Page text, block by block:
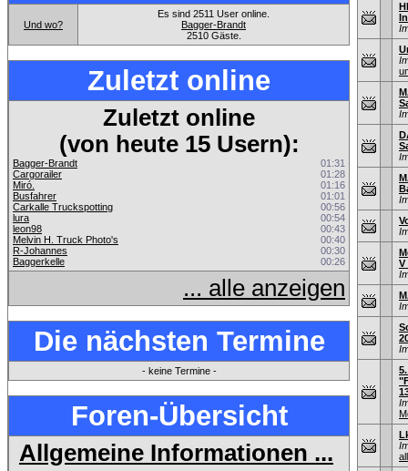
Und wo?
Es sind 2511 User online.
Bagger-Brandt
2510 Gäste.
Zuletzt online
Zuletzt online
(von heute 15 Usern):
Bagger-Brandt
01:31
Cargorailer
01:28
Miró.
01:16
Busfahrer
01:01
Carkalle Truckspotting
00:56
lura
00:54
leon98
00:43
Melvin H. Truck Photo's
00:40
R-Johannes
00:30
Baggerkelle
00:26
... alle anzeigen
Die nächsten Termine
- keine Termine -
Foren-Übersicht
Allgemeine Informationen ...
V